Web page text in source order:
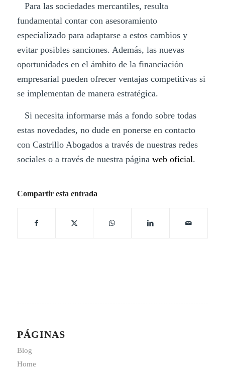
Para las sociedades mercantiles, resulta
fundamental contar con asesoramiento
especializado para adaptarse a estos cambios y
evitar posibles sanciones. Además, las nuevas
oportunidades en el ámbito de la financiación
empresarial pueden ofrecer ventajas competitivas si
se implementan de manera estratégica.
Si necesita informarse más a fondo sobre todas
estas novedades, no dude en ponerse en contacto
con Castrillo Abogados a través de nuestras redes
sociales o a través de nuestra página web oficial.
Compartir esta entrada
PÁGINAS
Blog
Home